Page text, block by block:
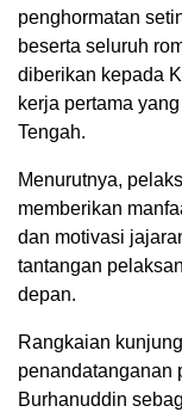
penghormatan
beserta seluruh
diberikan kepada
kerja pertama
Tengah.
Menurutnya,
memberikan
dan motivasi
tantangan
depan.
Rangkaian
penandatanganan
Burhanuddin